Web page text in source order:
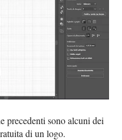
precedenti sono alcuni dei
di un logo.